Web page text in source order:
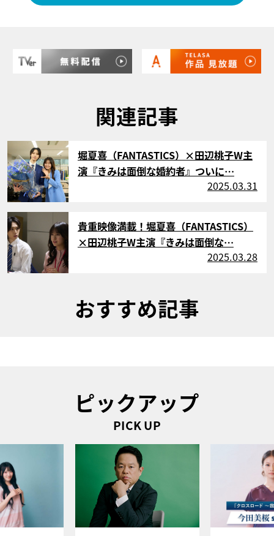
関連記事
サムネイル
堀夏喜（FANTASTICS）×田辺桃子W主
演『きみは面倒な婚約者』ついに…
2025.03.31
サムネイル
貴重映像満載！堀夏喜（FANTASTICS）
×田辺桃子W主演『きみは面倒な…
2025.03.28
おすすめ記事
ピックアップ
PICK UP